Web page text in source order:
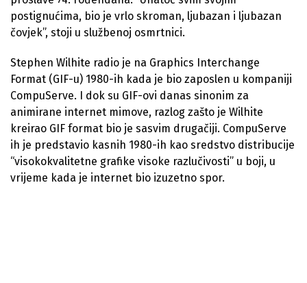
postignućima, bio je vrlo skroman, ljubazan i ljubazan
čovjek”, stoji u službenoj osmrtnici.
Stephen Wilhite radio je na Graphics Interchange
Format (GIF-u) 1980-ih kada je bio zaposlen u kompaniji
CompuServe. I dok su GIF-ovi danas sinonim za
animirane internet mimove, razlog zašto je Wilhite
kreirao GIF format bio je sasvim drugačiji. CompuServe
ih je predstavio kasnih 1980-ih kao sredstvo distribucije
“visokokvalitetne grafike visoke razlučivosti” u boji, u
vrijeme kada je internet bio izuzetno spor.